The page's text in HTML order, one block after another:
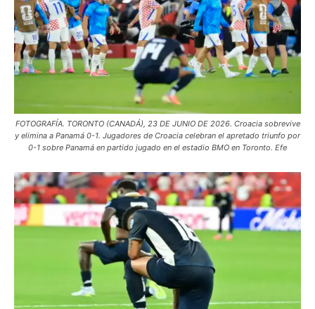
FOTOGRAFÍA. TORONTO (CANADÁ), 23 DE JUNIO DE 2026. Croacia sobrevive
y elimina a Panamá 0-1. Jugadores de Croacia celebran el apretado triunfo por
0-1 sobre Panamá en partido jugado en el estadio BMO en Toronto. Efe